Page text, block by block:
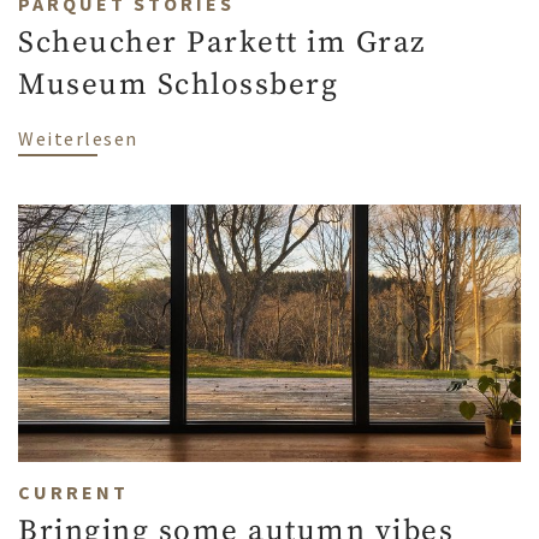
Scheucher Parkett im Graz
Museum Schlossberg
Weiterlesen
CURRENT
Bringing some autumn vibes